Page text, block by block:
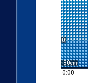
0
-80
0:00